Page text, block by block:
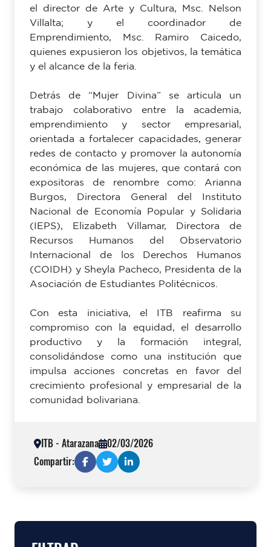
el director de Arte y Cultura, Msc. Nelson
Villalta; y el coordinador de
Emprendimiento, Msc. Ramiro Caicedo,
quienes expusieron los objetivos, la temática
y el alcance de la feria.
Detrás de “Mujer Divina” se articula un
trabajo colaborativo entre la academia,
emprendimiento y sector empresarial,
orientada a fortalecer capacidades, generar
redes de contacto y promover la autonomía
económica de las mujeres, que contará con
expositoras de renombre como: Arianna
Burgos, Directora General del Instituto
Nacional de Economía Popular y Solidaria
(IEPS), Elizabeth Villamar, Directora de
Recursos Humanos del Observatorio
Internacional de los Derechos Humanos
(COIDH) y Sheyla Pacheco, Presidenta de la
Asociación de Estudiantes Politécnicos.
Con esta iniciativa, el ITB reafirma su
compromiso con la equidad, el desarrollo
productivo y la formación integral,
consolidándose como una institución que
impulsa acciones concretas en favor del
crecimiento profesional y empresarial de la
comunidad bolivariana.
ITB - Atarazana
02/03/2026
Compartir: